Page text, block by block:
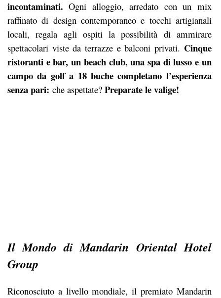
incontaminati. Ogni alloggio, arredato con un mix
raffinato di design contemporaneo e tocchi artigianali
locali, regala agli ospiti la possibilità di ammirare
spettacolari viste da terrazze e balconi privati. Cinque
ristoranti e bar, un beach club, una spa di lusso e un
campo da golf a 18 buche completano l’esperienza
senza pari: che aspettate? Preparate le valige!
Il Mondo di Mandarin Oriental Hotel
Group
Riconosciuto a livello mondiale, il premiato Mandarin